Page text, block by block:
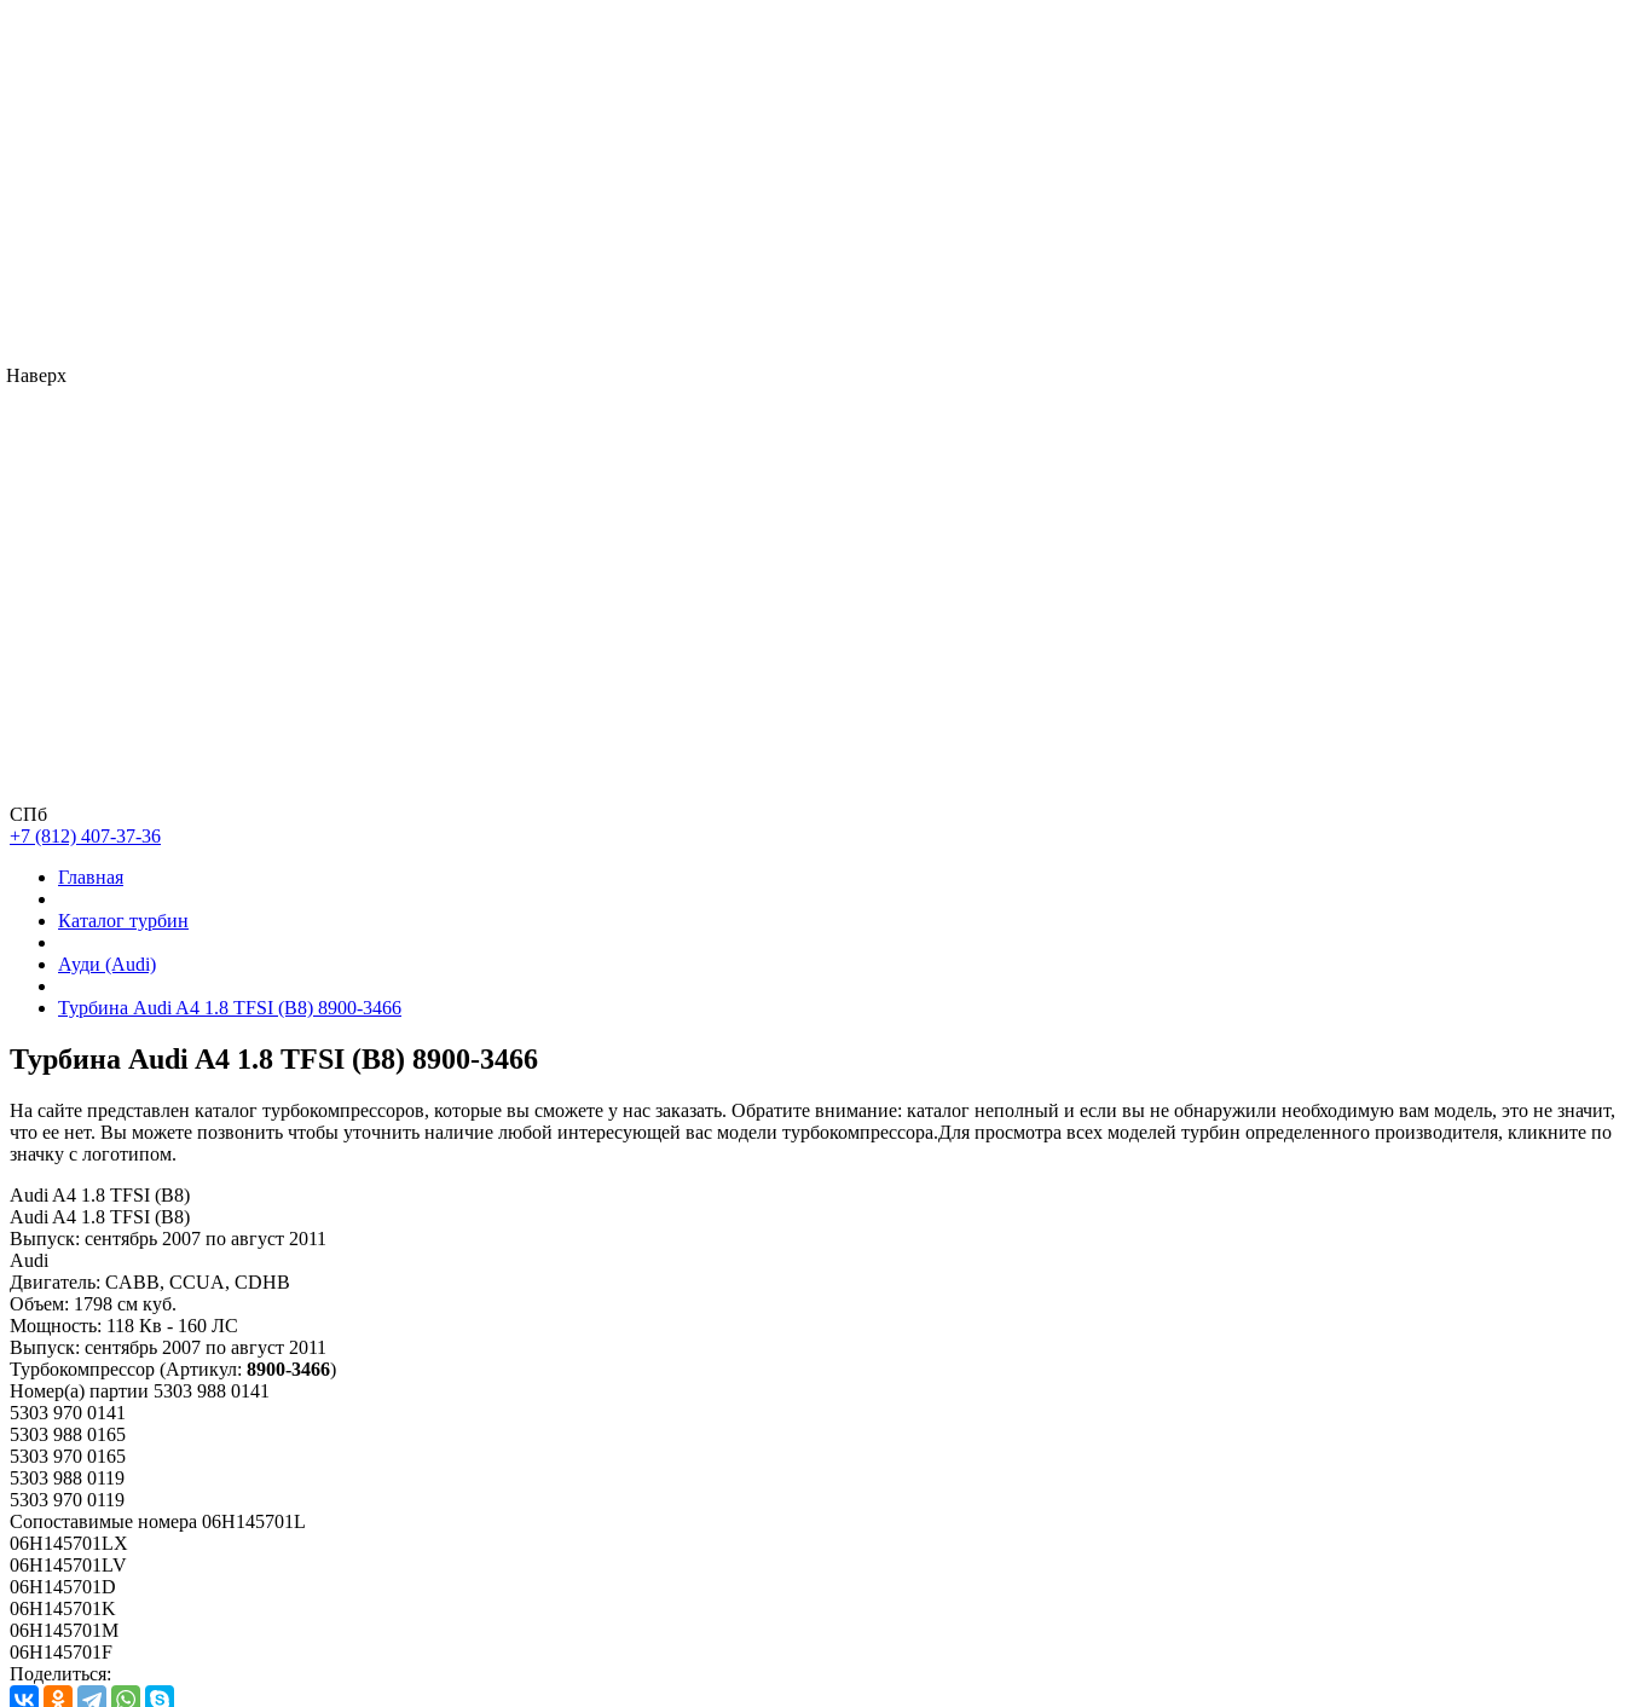
СПб
+7 (812) 407-37-36
Главная
Каталог турбин
Ауди (Audi)
Турбина Audi A4 1.8 TFSI (B8) 8900-3466
Турбина Audi A4 1.8 TFSI (B8) 8900-3466
На сайте представлен каталог турбокомпрессоров, которые вы сможете у нас заказать. Обратите внимание: каталог неполный и если вы не обнаружили необходимую вам модель, это не значит,
что ее нет. Вы можете позвонить чтобы уточнить наличие любой интересующей вас модели турбокомпрессора.Для просмотра всех моделей турбин определенного производителя, кликните по
значку с логотипом.
Audi A4 1.8 TFSI (B8)
Audi A4 1.8 TFSI (B8)
Выпуск: сентябрь 2007 по август 2011
Audi
Двигатель: CABB, CCUA, CDHB
Объем: 1798 см куб.
Мощность: 118 Кв - 160 ЛС
Выпуск: сентябрь 2007 по август 2011
Турбокомпрессор (Артикул: 8900-3466)
Номер(а) партии 5303 988 0141
5303 970 0141
5303 988 0165
5303 970 0165
5303 988 0119
5303 970 0119
Сопоставимые номера 06H145701L
06H145701LX
06H145701LV
06H145701D
06H145701K
06H145701M
06H145701F
Поделиться:
Наверх